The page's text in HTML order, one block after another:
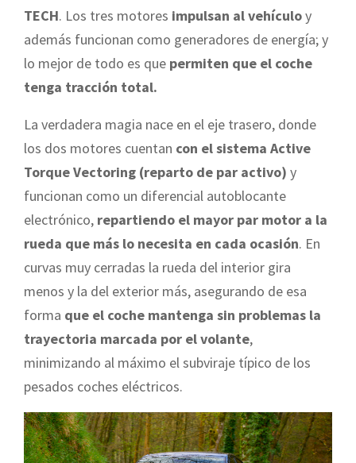
TECH. Los tres motores impulsan al vehículoy
además funcionan como generadores de energía; y
lo mejor de todo es que permiten que el coche
tenga tracción total.
La verdadera magia nace en el eje trasero, donde
los dos motores cuentan con el sistema Active
Torque Vectoring (reparto de par activo) y
funcionan como un diferencial autoblocante
electrónico, repartiendo el mayor par motor a la
rueda que más lo necesita en cada ocasión. En
curvas muy cerradas la rueda del interior gira
menos y la del exterior más, asegurando de esa
forma que el coche mantenga sin problemas la
trayectoria marcada por el volante,
minimizando al máximo el subviraje típico de los
pesados coches eléctricos.